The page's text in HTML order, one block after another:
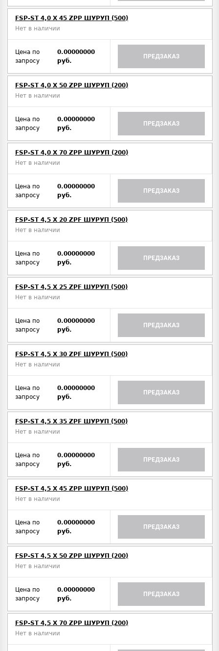
FSP-ST 4,0 X 45 ZPP ШУРУП (500)
Нет в наличии
Цена по
запросу
0.00000000
руб.
ПРЕДЗАКАЗ
FSP-ST 4,0 X 50 ZPP ШУРУП (200)
Нет в наличии
Цена по
запросу
0.00000000
руб.
ПРЕДЗАКАЗ
FSP-ST 4,0 X 70 ZPP ШУРУП (200)
Нет в наличии
Цена по
запросу
0.00000000
руб.
ПРЕДЗАКАЗ
FSP-ST 4,5 X 20 ZPF ШУРУП (500)
Нет в наличии
Цена по
запросу
0.00000000
руб.
ПРЕДЗАКАЗ
FSP-ST 4,5 X 25 ZPF ШУРУП (500)
Нет в наличии
Цена по
запросу
0.00000000
руб.
ПРЕДЗАКАЗ
FSP-ST 4,5 X 30 ZPF ШУРУП (500)
Нет в наличии
Цена по
запросу
0.00000000
руб.
ПРЕДЗАКАЗ
FSP-ST 4,5 X 35 ZPF ШУРУП (500)
Нет в наличии
Цена по
запросу
0.00000000
руб.
ПРЕДЗАКАЗ
FSP-ST 4,5 X 45 ZPP ШУРУП (500)
Нет в наличии
Цена по
запросу
0.00000000
руб.
ПРЕДЗАКАЗ
FSP-ST 4,5 X 50 ZPP ШУРУП (200)
Нет в наличии
Цена по
запросу
0.00000000
руб.
ПРЕДЗАКАЗ
FSP-ST 4,5 X 70 ZPP ШУРУП (200)
Нет в наличии